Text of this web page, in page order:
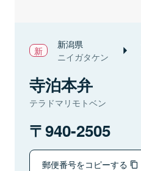
新潟県
ニイガタケン
寺泊本弁
テラドマリモトベン
940-2505
郵便番号をコピーする